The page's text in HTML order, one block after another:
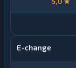
E-change